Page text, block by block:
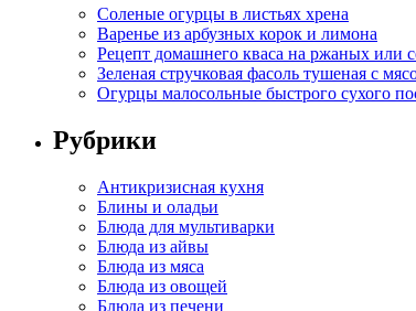
Соленые огурцы в листьях хрена
Варенье из арбузных корок и лимона
Рецепт домашнего кваса на ржаных или
Зеленая стручковая фасоль тушеная с
Огурцы малосольные быстрого сухого
Рубрики
Антикризисная кухня
Блины и оладьи
Блюда для мультиварки
Блюда из айвы
Блюда из мяса
Блюда из овощей
Блюда из печени